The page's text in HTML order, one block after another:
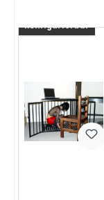
konfigurierbar